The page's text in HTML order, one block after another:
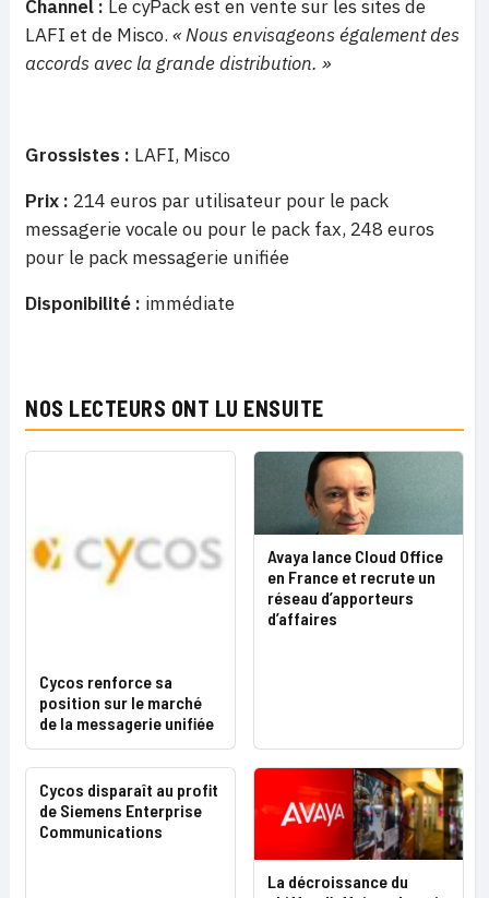
Channel : Le cyPack est en vente sur les sites de
LAFI et de Misco. « Nous envisageons également des
accords avec la grande distribution. »
Grossistes : LAFI, Misco
Prix : 214 euros par utilisateur pour le pack
messagerie vocale ou pour le pack fax, 248 euros
pour le pack messagerie unifiée
Disponibilité : immédiate
NOS LECTEURS ONT LU ENSUITE
Cycos renforce sa
position sur le marché
de la messagerie unifiée
Avaya lance Cloud Office
en France et recrute un
réseau d’apporteurs
d’affaires
Cycos disparaît au profit
de Siemens Enterprise
Communications
La décroissance du